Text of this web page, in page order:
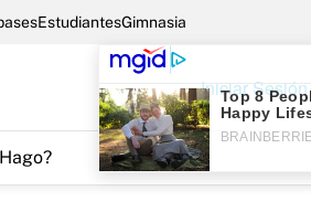
EstudiantesGimnasia
Iniciar Sesión